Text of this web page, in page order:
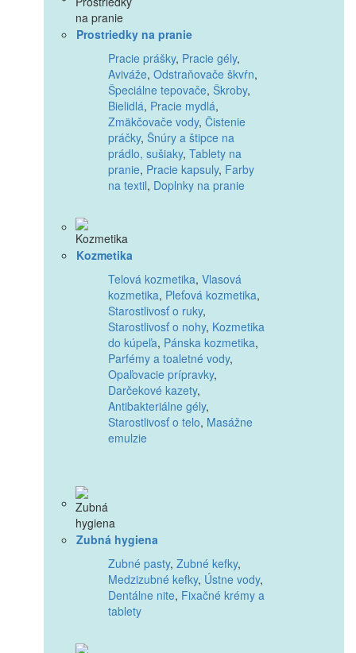
Prostriedky na pranie
Pracie prášky, Pracie gély,
Aviváže, Odstraňovače škvŕn,
Špeciálne tepovače, Škroby,
Bielidlá, Pracie mydlá,
Zmäkčovače vody, Čistenie
práčky, Šnúry a štipce na
prádlo, sušiaky, Tablety na
pranie, Pracie kapsuly, Farby
na textil, Doplnky na pranie
Kozmetika
Telová kozmetika, Vlasová
kozmetika, Pleťová kozmetika,
Starostlivosť o ruky,
Starostlivosť o nohy, Kozmetika
do kúpeľa, Pánska kozmetika,
Parfémy a toaletné vody,
Opaľovacie prípravky,
Darčekové kazety,
Antibakteriálne gély,
Starostlivosť o telo, Masážne
emulzie
Zubná hygiena
Zubné pasty, Zubné kefky,
Medzizubné kefky, Ústne vody,
Dentálne nite, Fixačné krémy a
tablety